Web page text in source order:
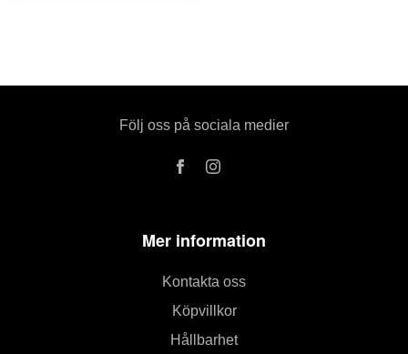
Följ oss på sociala medier
Mer information
Kontakta oss
Köpvillkor
Hållbarhet